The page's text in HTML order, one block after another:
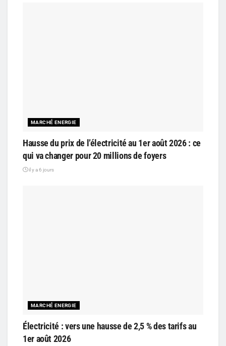
MARCHÉ ENERGIE
Hausse du prix de l’électricité au 1er août 2026 : ce
qui va changer pour 20 millions de foyers
il y a 6 jours
MARCHÉ ENERGIE
Électricité : vers une hausse de 2,5 % des tarifs au
1er août 2026